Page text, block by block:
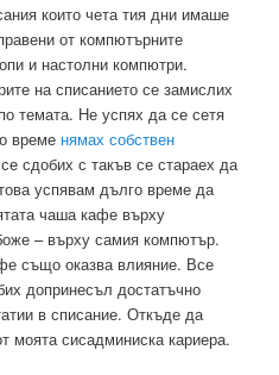
които чета тия дни имаше
от компютърните
и настолни компютри.
на списанието се замислих
темата. Не успях да се сетя
време нямах собствен
сдобих с такъв се стараех да
успявам дълго време да
чаша кафе върху
– върху самия компютър.
също оказва влияние. Все
допринесъл достатъчно
в списание. Откъде да
сисадминиска кариера.